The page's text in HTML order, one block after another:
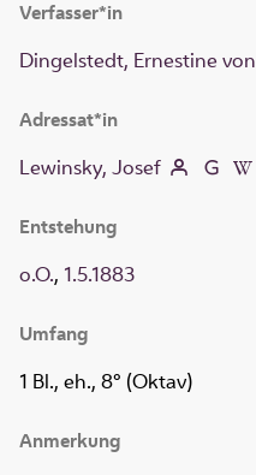
Verfasser*in
Dingelstedt, Ernestine von
Adressat*in
Lewinsky, Josef
Entstehung
o.O., 1.5.1883
Umfang
1 Bl., eh., 8° (Oktav)
Anmerkung